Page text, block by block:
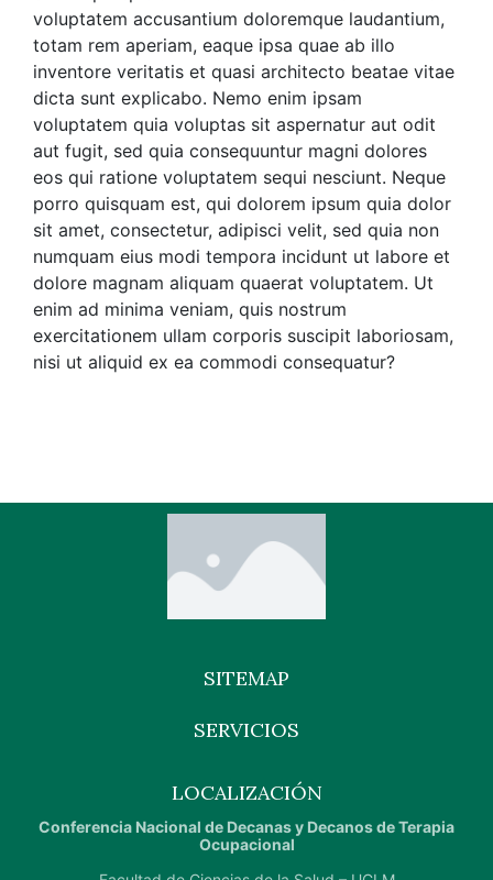
voluptatem accusantium doloremque laudantium,
totam rem aperiam, eaque ipsa quae ab illo
inventore veritatis et quasi architecto beatae vitae
dicta sunt explicabo. Nemo enim ipsam
voluptatem quia voluptas sit aspernatur aut odit
aut fugit, sed quia consequuntur magni dolores
eos qui ratione voluptatem sequi nesciunt. Neque
porro quisquam est, qui dolorem ipsum quia dolor
sit amet, consectetur, adipisci velit, sed quia non
numquam eius modi tempora incidunt ut labore et
dolore magnam aliquam quaerat voluptatem. Ut
enim ad minima veniam, quis nostrum
exercitationem ullam corporis suscipit laboriosam,
nisi ut aliquid ex ea commodi consequatur?
SITEMAP
SERVICIOS
LOCALIZACIÓN
Conferencia Nacional de Decanas y Decanos de Terapia
Ocupacional